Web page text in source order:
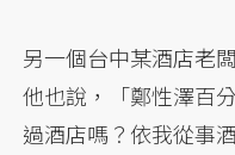
另一個台中某酒店老
他也說，「鄭性澤百
過酒店嗎？依我從事